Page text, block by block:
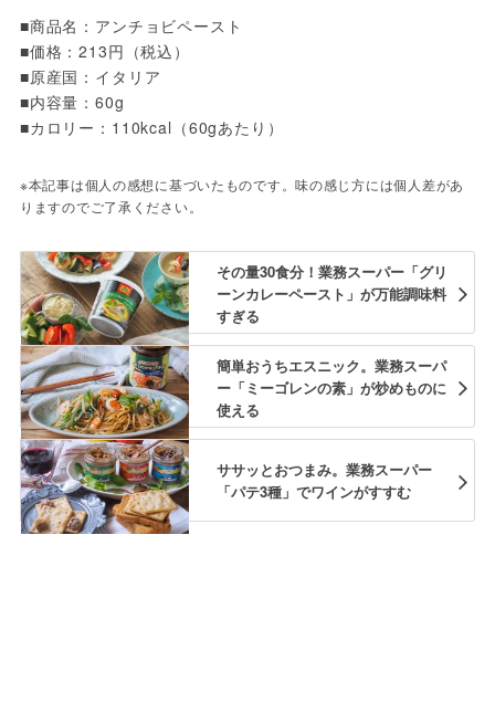
■商品名：アンチョビペースト
■価格：213円（税込）
■原産国：イタリア
■内容量：60g
■カロリー：110kcal（60gあたり）
※本記事は個人の感想に基づいたものです。味の感じ方には個人差があ
りますのでご了承ください。
その量30食分！業務スーパー「グリ
ーンカレーペースト」が万能調味料
すぎる
簡単おうちエスニック。業務スーパ
ー「ミーゴレンの素」が炒めものに
使える
ササッとおつまみ。業務スーパー
「パテ3種」でワインがすすむ